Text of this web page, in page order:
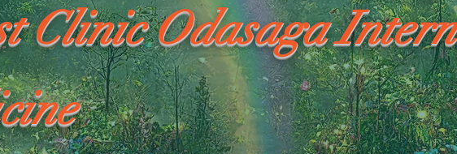
Clinic Odasaga